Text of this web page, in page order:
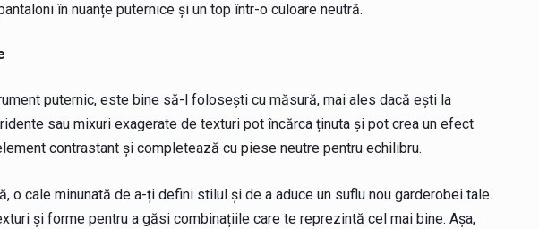
în nuanțe puternice și un top într-o culoare neutră.
puternic, este bine să-l folosești cu măsură, mai ales dacă ești la
sau mixuri exagerate de texturi pot încărca ținuta și pot crea un efect
contrastant și completează cu piese neutre pentru echilibru.
o cale minunată de a-ți defini stilul și de a aduce un suflu nou garderobei tale.
și forme pentru a găsi combinațiile care te reprezintă cel mai bine. Așa,